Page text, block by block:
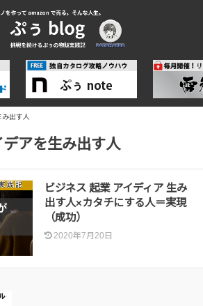
出す人
デアを生み出す人
ビジネス 起業 アイディア 生み
出す人×カタチにする人＝実現
（成功）
2020年7月20日